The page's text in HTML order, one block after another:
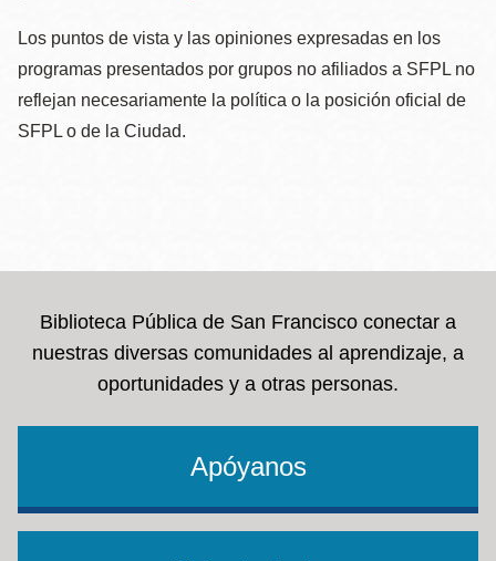
Los puntos de vista y las opiniones expresadas en los
programas presentados por grupos no afiliados a SFPL no
reflejan necesariamente la política o la posición oficial de
SFPL o de la Ciudad.
Biblioteca Pública de San Francisco conectar a
nuestras diversas comunidades al aprendizaje, a
oportunidades y a otras personas.
Apóyanos